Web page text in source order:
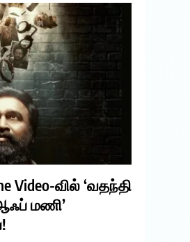
வில் ‘வதந்தி
மணி’